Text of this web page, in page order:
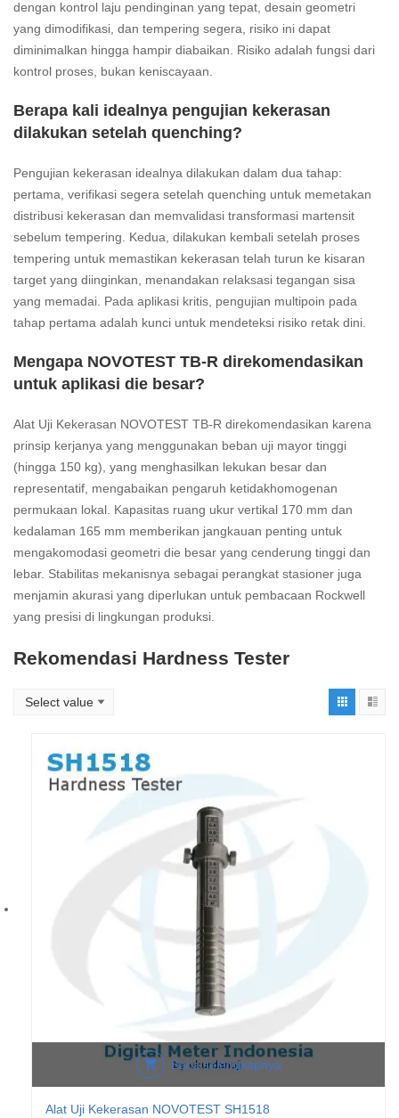
dengan kontrol laju pendinginan yang tepat, desain geometri
yang dimodifikasi, dan tempering segera, risiko ini dapat
diminimalkan hingga hampir diabaikan. Risiko adalah fungsi dari
kontrol proses, bukan keniscayaan.
Berapa kali idealnya pengujian kekerasan
dilakukan setelah quenching?
Pengujian kekerasan idealnya dilakukan dalam dua tahap:
pertama, verifikasi segera setelah quenching untuk memetakan
distribusi kekerasan dan memvalidasi transformasi martensit
sebelum tempering. Kedua, dilakukan kembali setelah proses
tempering untuk memastikan kekerasan telah turun ke kisaran
target yang diinginkan, menandakan relaksasi tegangan sisa
yang memadai. Pada aplikasi kritis, pengujian multipoin pada
tahap pertama adalah kunci untuk mendeteksi risiko retak dini.
Mengapa NOVOTEST TB-R direkomendasikan
untuk aplikasi die besar?
Alat Uji Kekerasan NOVOTEST TB-R direkomendasikan karena
prinsip kerjanya yang menggunakan beban uji mayor tinggi
(hingga 150 kg), yang menghasilkan lekukan besar dan
representatif, mengabaikan pengaruh ketidakhomogenan
permukaan lokal. Kapasitas ruang ukur vertikal 170 mm dan
kedalaman 165 mm memberikan jangkauan penting untuk
mengakomodasi geometri die besar yang cenderung tinggi dan
lebar. Stabilitas mekanisnya sebagai perangkat stasioner juga
menjamin akurasi yang diperlukan untuk pembacaan Rockwell
yang presisi di lingkungan produksi.
Rekomendasi Hardness Tester
Baca selengkapnya
Alat Uji Kekerasan NOVOTEST SH1518